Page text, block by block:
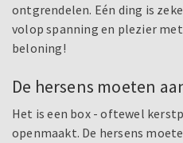
ontgrendelen. Eén ding is
volop spanning en plezier
beloning!
De hersens moeten
Het is een box - oftewel
openmaakt. De hersens